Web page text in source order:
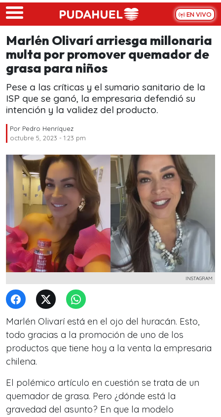
Skip to main content
EN VIVO
Marlén Olivarí arriesga millonaria
multa por promover quemador de
grasa para niños
Pese a las críticas y el sumario sanitario de la
ISP que se ganó, la empresaria defendió su
intención y la validez del producto.
Por Pedro Henríquez
octubre 5, 2023 - 1:23 pm
INSTAGRAM
Marlén Olivarí está en el ojo del huracán. Esto,
todo gracias a la promoción de uno de los
productos que tiene hoy a la venta la empresaria
chilena.
El polémico artículo en cuestión se trata de un
quemador de grasa. Pero ¿dónde está la
gravedad del asunto? En que la modelo